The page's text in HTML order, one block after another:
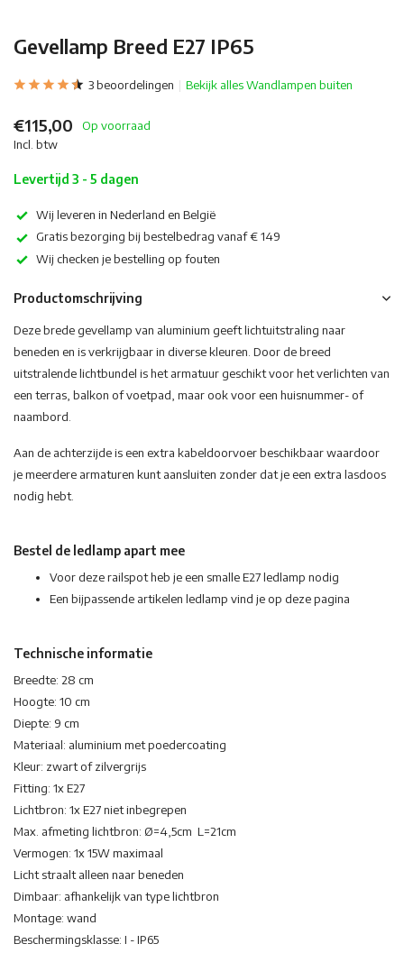
Gevellamp Breed E27 IP65
3 beoordelingen Bekijk alles Wandlampen buiten
€115,00
Op voorraad
Incl. btw
Levertijd 3 - 5 dagen
Wij leveren in Nederland en België
Gratis bezorging bij bestelbedrag vanaf € 149
Wij checken je bestelling op fouten
Productomschrijving
Deze brede gevellamp van aluminium geeft lichtuitstraling naar
beneden en is verkrijgbaar in diverse kleuren. Door de breed
uitstralende lichtbundel is het armatuur geschikt voor het verlichten van
een terras, balkon of voetpad, maar ook voor een huisnummer- of
naambord.
Aan de achterzijde is een extra kabeldoorvoer beschikbaar waardoor
je meerdere armaturen kunt aansluiten zonder dat je een extra lasdoos
nodig hebt.
Bestel de ledlamp apart mee
Voor deze railspot heb je een smalle E27 ledlamp nodig
Een bijpassende artikelen ledlamp vind je op deze pagina
Technische informatie
Breedte: 28 cm
Hoogte: 10 cm
Diepte: 9 cm
Materiaal: aluminium met poedercoating
Kleur: zwart of zilvergrijs
Fitting: 1x E27
Lichtbron: 1x E27 niet inbegrepen
Max. afmeting lichtbron: Ø=4,5cm L=21cm
Vermogen: 1x 15W maximaal
Licht straalt alleen naar beneden
Dimbaar: afhankelijk van type lichtbron
Montage: wand
Beschermingsklasse: I - IP65